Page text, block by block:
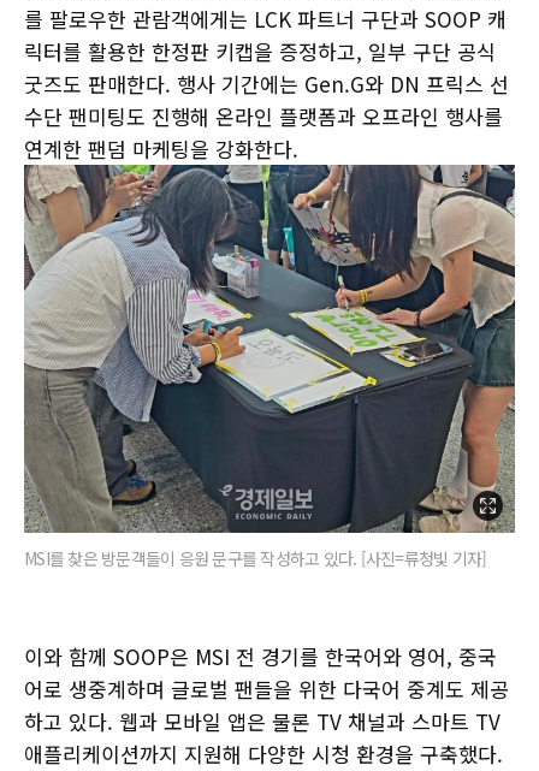
를 팔로우한 관람객에게는 LCK 파트너 구단과 SOOP 캐
릭터를 활용한 한정판 키캡을 증정하고, 일부 구단 공식
굿즈도 판매한다. 행사 기간에는 Gen.G와 DN 프릭스 선
수단 팬미팅도 진행해 온라인 플랫폼과 오프라인 행사를
연계한 팬덤 마케팅을 강화한다.
MSI를 찾은 방문객들이 응원 문구를 작성하고 있다. [사진=류청빛 기자]
이와 함께 SOOP은 MSI 전 경기를 한국어와 영어, 중국
어로 생중계하며 글로벌 팬들을 위한 다국어 중계도 제공
하고 있다. 웹과 모바일 앱은 물론 TV 채널과 스마트 TV
애플리케이션까지 지원해 다양한 시청 환경을 구축했다.